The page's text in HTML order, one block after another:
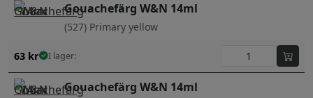
Gouachefärg W&N 14ml
(527) Primary yellow
63 kr I lager:
Gouachefärg W&N 14ml